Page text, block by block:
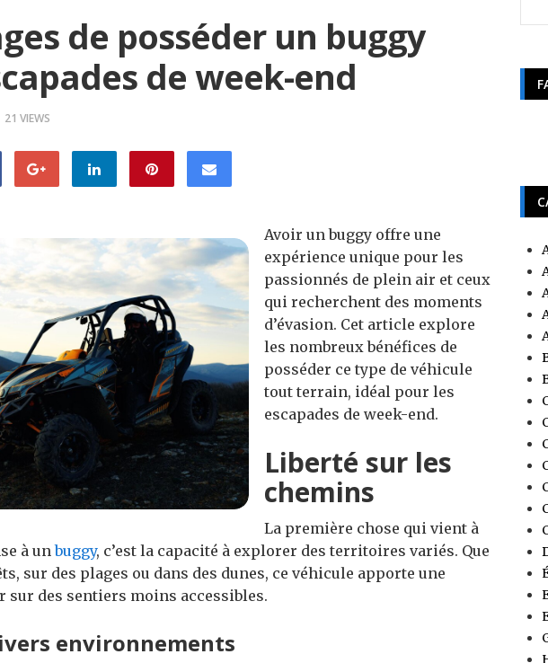
de posséder un buggy
de week-end
21 VIEWS
Avoir un buggy offre une
expérience unique pour les
passionnés de plein air et ceux
qui recherchent des moments
d’évasion. Cet article explore
les nombreux bénéfices de
posséder ce type de véhicule
tout terrain, idéal pour les
escapades de week-end.
Liberté sur les
chemins
La première chose qui vient à
à unbuggy, c’est la capacité à explorer des territoires variés. Que
sur des plages ou dans des dunes, ce véhicule apporte une
des sentiers moins accessibles.
environnements